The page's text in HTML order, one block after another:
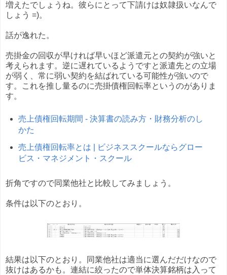
増えたでしょうね。彼らにとって下請けは奴隷扱いなんで
しょう =)。
話が逸れた。
売掛金の回収が早ければ早いほど派遣元との契約が強いと
考えられます。逆に遅れているようですと派遣先との立場
が弱く、常に弱い契約を結ばれている可能性が強いので
す。これを推し量るのに売掛債権回転率というのがありま
す。
売上債権回転期間 - 決算書の読み方・財務分析のし
かた
売上債権回転率とは | ビジネススクールならグロー
ビス・マネジメント・スクール
折角ですので同業他社と比較してみましょう。
条件は以下のとおり。
結果は以下のとおり。同業他社は適当に選んだだけなので
抜けはあるかも。連結に絞ったので単体決算銘柄は入って